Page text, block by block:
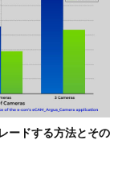
ードする方法とその